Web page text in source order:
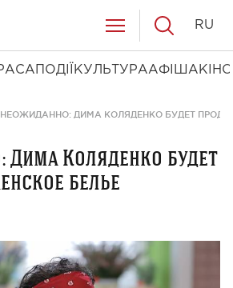
ПОДІЇ КУЛЬТУРААФІША КІНО
RU
НЕОЖИДАННО: ДИМА КОЛЯДЕНКО БУДЕТ
Дима Коляденко будет
белье